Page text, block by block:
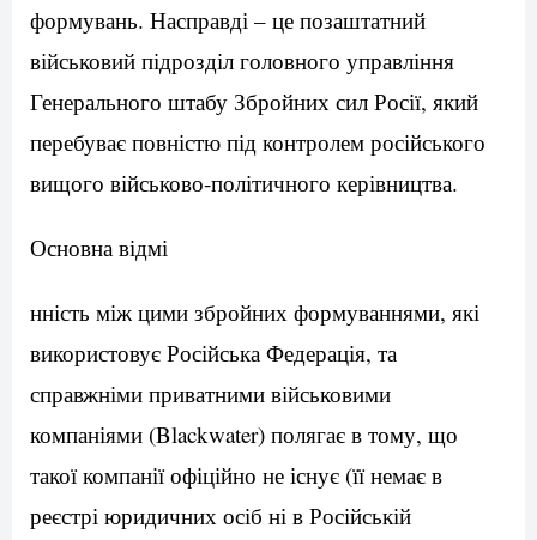
формувань. Насправді – це позаштатний
військовий підрозділ головного управління
Генерального штабу Збройних сил Росії, який
перебуває повністю під контролем російського
вищого військово-політичного керівництва.
Основна відмі
нність між цими збройних формуваннями, які
використовує Російська Федерація, та
справжніми приватними військовими
компаніями (Blackwater) полягає в тому, що
такої компанії офіційно не існує (її немає в
реєстрі юридичних осіб ні в Російській